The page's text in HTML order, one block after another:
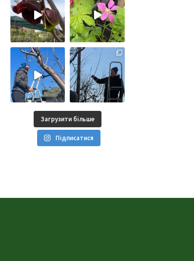
Загрузити більше
Підписатися